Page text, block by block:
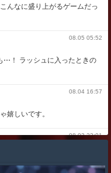
んなに盛り上がるゲームだっ
08.05 05:52
⋯！ ラッシュに入ったときの
08.04 16:57
嬉しいです。
08.03 22:01
た こういうのがあるから深海